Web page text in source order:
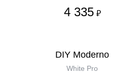
4 335 ₽
DIY Moderno
White Pro